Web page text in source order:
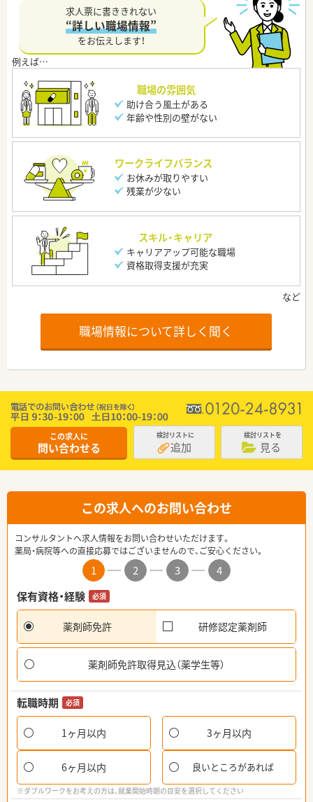
求人票に書ききれない
“詳しい職場情報”
をお伝えします！
職場の雰囲気
助け合う風土がある
年齢や性別の壁がない
ワークライフバランス
お休みが取りやすい
残業が少ない
スキル・キャリア
キャリアアップ可能な職場
資格取得支援が充実
職場情報について詳しく聞く
この求人に
問い合わせる
検討リストに
追加
検討リストを
見る
この求人へのお問い合わせ
コンサルタントへ求人情報をお問い合わせいただけます。
薬局・病院等への直接応募ではございませんので、ご安心ください。
1 2 3
4
保有資格・経験
必須
薬剤師免許 研修認定薬剤師
薬剤師免許取得見込（薬学生等）
転職時期 必須
1ヶ月以内 3ヶ月以内
6ヶ月以内 良いところがあれば
※ダブルワークをお考えの方は、就業開始時期の目安を選択してください